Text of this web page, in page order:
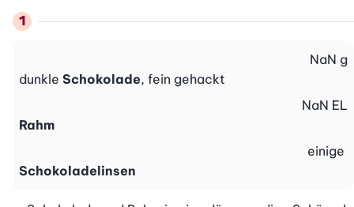
dunkle Schokolade, fein gehackt
NaN g
Rahm
NaN EL
Schokoladelinsen
einige